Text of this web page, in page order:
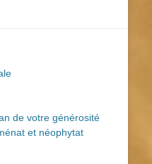
de votre générosité
et néophytat